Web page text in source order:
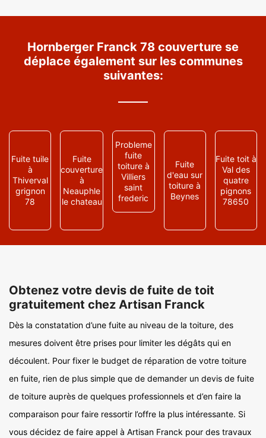
Hornberger Franck 78 couverture se
déplace également sur les communes
suivantes:
Fuite tuile
à
Thiverval
grignon
78
Fuite
couverture
à
Neauphle
le chateau
Probleme
fuite
toiture à
Villiers
saint
frederic
Fuite
d'eau sur
toiture à
Beynes
Fuite toit à
Val des
quatre
pignons
78650
Obtenez votre devis de fuite de toit
gratuitement chez Artisan Franck
Dès la constatation d’une fuite au niveau de la toiture, des
mesures doivent être prises pour limiter les dégâts qui en
découlent. Pour fixer le budget de réparation de votre toiture
en fuite, rien de plus simple que de demander un devis de fuite
de toiture auprès de quelques professionnels et d’en faire la
comparaison pour faire ressortir l’offre la plus intéressante. Si
vous décidez de faire appel à Artisan Franck pour des travaux